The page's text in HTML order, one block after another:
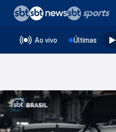
Ao vivo Últimas
❮voltar
Editorias